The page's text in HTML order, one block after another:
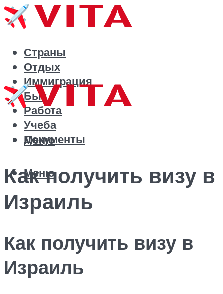
Страны
Отдых
Иммиграция
Быт
Работа
Учеба
Документы
Меню
Меню
Как получить визу в
Израиль
Как получить визу в
Израиль